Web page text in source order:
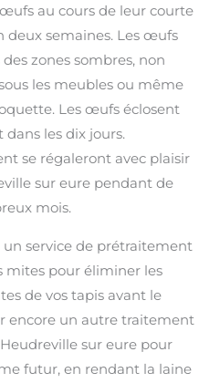
au cours de leur courte
deux semaines. Les œufs
zones sombres, non
les meubles ou même
Les œufs éclosent
les dix jours.
se régaleront avec plaisir
sur eure pendant de
mois.
service de prétraitement
mites pour éliminer les
de vos tapis avant le
encore un autre traitement
sur eure pour
futur, en rendant la laine